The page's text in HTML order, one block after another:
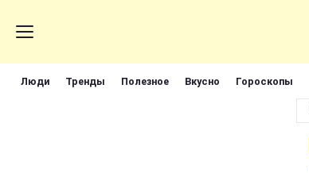
Люди Тренды Полезное Вкусно Гороскопы